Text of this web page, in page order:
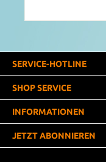
SERVICE-HOTLINE
SHOP SERVICE
INFORMATIONEN
JETZT ABONNIEREN